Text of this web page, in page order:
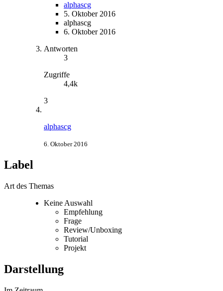
alphascg
5. Oktober 2016
alphascg
6. Oktober 2016
Antworten
3
Zugriffe
4,4k
3
alphascg
6. Oktober 2016
Label
Art des Themas
Keine Auswahl
Empfehlung
Frage
Review/Unboxing
Tutorial
Projekt
Darstellung